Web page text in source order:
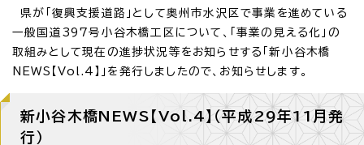
県が「復興支援道路」として奥州市水沢区で事業を進めている
一般国道397号小谷木橋工区について、「事業の見える化」の
取組みとして現在の進捗状況等をお知らせする「新小谷木橋
NEWS【Vol.4】」を発行しましたので、お知らせします。
新小谷木橋NEWS【Vol.4】（平成29年11月発
行）